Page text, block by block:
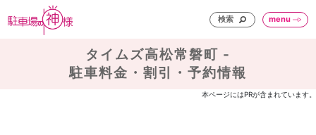
検索 menu
タイムズ高松常磐町 -
駐車料金・割引・予約情報
本ページにはPRが含まれています。